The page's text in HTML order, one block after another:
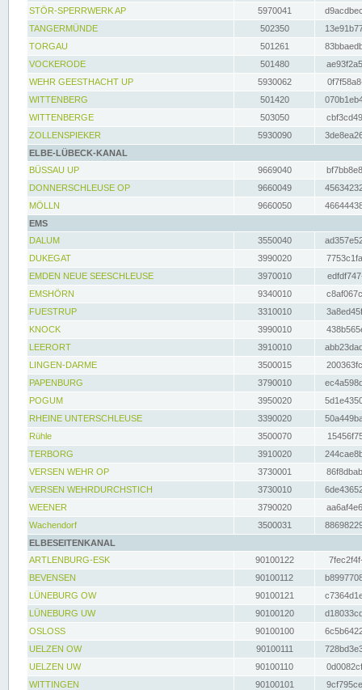
STÖR-SPERRWERK AP 5970041
TANGERMÜNDE
502350
TORGAU
501261
VOCKERODE
501480
WEHR GEESTHACHT UP
5930062
WITTENBERG
501420
WITTENBERGE
503050
ZOLLENSPIEKER
5930090
ELBE-LÜBECK-KANAL
BÜSSAU UP
9669040
DONNERSCHLEUSE OP
9660049
MÖLLN
9660050
EMS
DALUM
3550040
DUKEGAT
3990020
EMDEN NEUE SEESCHLEUSE
3970010
EMSHÖRN
9340010
FUESTRUP
3310010
KNOCK
3990010
LEERORT
3910010
LINGEN-DARME
3500015
PAPENBURG
3790010
POGUM
3950020
RHEINE UNTERSCHLEUSE
3390020
Rühle
3500070
TERBORG
3910020
VERSEN WEHR OP
3730001
VERSEN WEHRDURCHSTICH
3730010
WEENER
3790020
Wachendorf
3500031
ELBESEITENKANAL
ARTLENBURG-ESK
90100122
BEVENSEN
90100112
LÜNEBURG OW
90100121
LÜNEBURG UW
90100120
OSLOSS
90100100
UELZEN OW
90100111
UELZEN UW
90100110
WITTINGEN
90100101